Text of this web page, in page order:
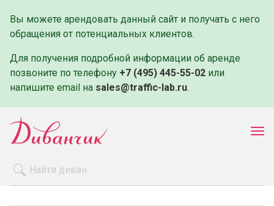
Вы можете арендовать данный сайт и получать с него
обращения от потенциальных клиентов.
Для получения подробной информации об аренде
позвоните по телефону +7 (495) 445-55-02 или
напишите email на sales@traffic-lab.ru.